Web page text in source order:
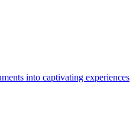
into captivating experiences